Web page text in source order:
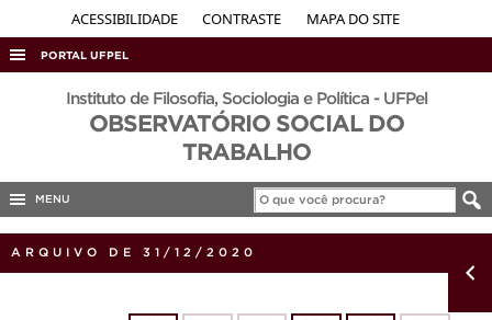
ACESSIBILIDADE CONTRASTE MAPA DO SITE
PORTAL UFPEL
ACESSO À INFORMAÇÃO
AUDITORIA
CONCURSOS
Instituto de Filosofia, Sociologia e Política - UFPel
OBSERVATÓRIO SOCIAL DO
TRABALHO
MENU
ARQUIVO DE 31/12/2020